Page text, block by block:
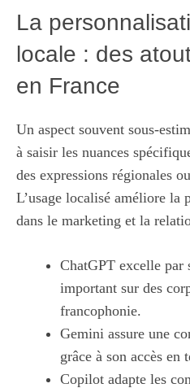
La
locale : des
en France
Un aspect souvent sous-
à saisir les nuances
des expressions régionales
L’usage localisé améliore la
dans le marketing et la
ChatGPT excelle par
important sur des
francophonie.
Gemini assure une
grâce à son accès en
Copilot adapte les